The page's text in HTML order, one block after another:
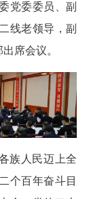
党委委员、副
线老领导，副
席会议。
族人民迈上全
个百年奋斗目